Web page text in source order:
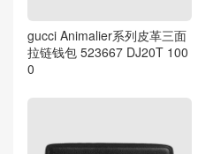
gucci Animalier系列皮革三面
拉链钱包 523667 DJ20T 100
0